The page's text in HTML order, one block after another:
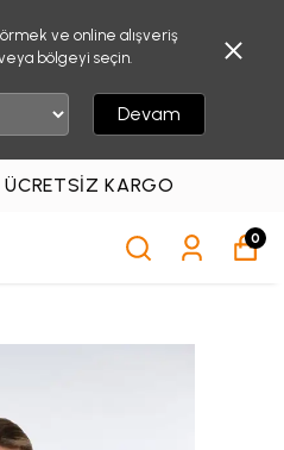
ve online alışveriş
bölgeyi seçin.
Devam
KARGO
0